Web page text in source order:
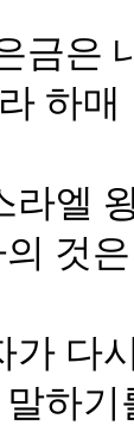
금은
하매
라엘
것
가 다
하